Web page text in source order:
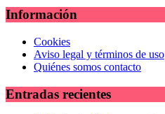
Información
Cookies
Aviso legal y términos de uso
Quiénes somos contacto
Entradas recientes